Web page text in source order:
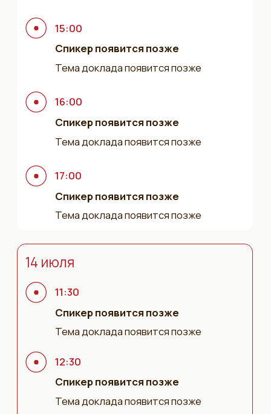
16:00
Тема доклада появится позже
Спикерпоявится позже
Тема доклада появится позже
Мы будем рады
видеть на
конференции
Sound Day
звукорежиссеров
и и|
Вы получите свежий опыт студийного,
концертного и театрального микширования
от ведущих специалистов с многолетней
практикой.
Звукорежиссёры